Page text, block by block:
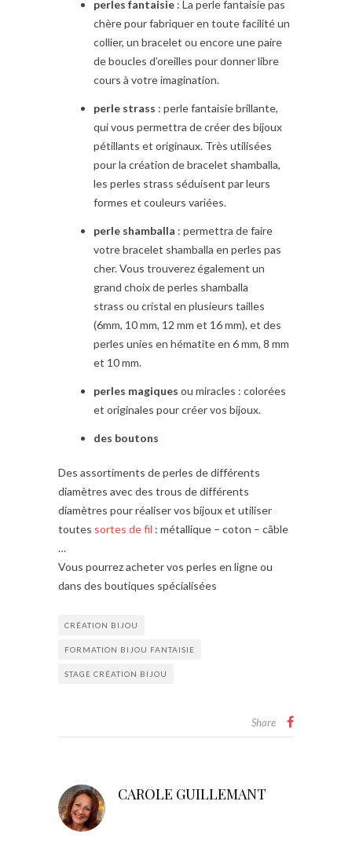
perles fantaisie : La perle fantaisie pas
chère pour fabriquer en toute facilité un
collier, un bracelet ou encore une paire
de boucles d’oreilles pour donner libre
cours à votre imagination.
perle strass : perle fantaisie brillante,
qui vous permettra de créer des bijoux
pétillants et originaux. Très utilisées
pour la création de bracelet shamballa,
les perles strass séduisent par leurs
formes et couleurs variées.
perle shamballa : permettra de faire
votre bracelet shamballa en perles pas
cher. Vous trouverez également un
grand choix de perles shamballa
strass ou cristal en plusieurs tailles
(6mm, 10 mm, 12 mm et 16 mm), et des
perles unies en hématite en 6 mm, 8 mm
et 10 mm.
perles magiques ou miracles : colorées
et originales pour créer vos bijoux.
des boutons
Des assortiments de perles de différents
diamètres avec des trous de différents
diamètres pour réaliser vos bijoux et utiliser
toutes sortes de fil : métallique – coton – câble
…
Vous pourrez acheter vos perles en ligne ou
dans des boutiques spécialisées
CRÉATION BIJOU
FORMATION BIJOU FANTAISIE
STAGE CRÉATION BIJOU
Share
CAROLE GUILLEMANT